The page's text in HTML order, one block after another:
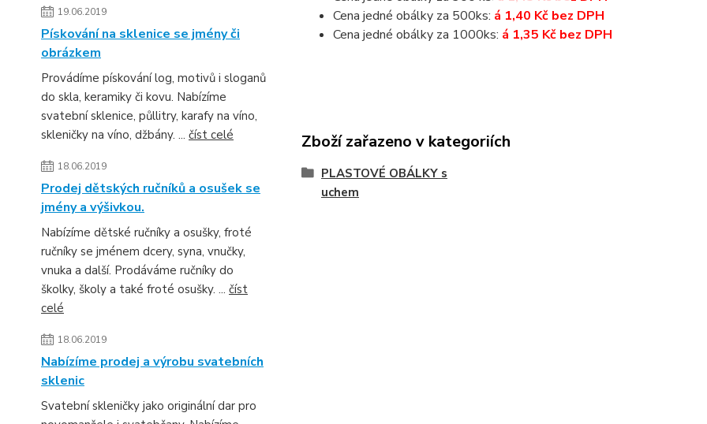
19.06.2019
Pískování na sklenice se jmény či
obrázkem
Provádíme pískování log, motivů i sloganů
do skla, keramiky či kovu. Nabízíme
svatební sklenice, půllitry, karafy na víno,
skleničky na víno, džbány. ... číst celé
18.06.2019
Prodej dětských ručníků a osušek se
jmény a výšivkou.
Nabízíme dětské ručníky a osušky, froté
ručníky se jménem dcery, syna, vnučky,
vnuka a další. Prodáváme ručníky do
školky, školy a také froté osušky. ... číst
celé
18.06.2019
Nabízíme prodej a výrobu svatebních
sklenic
Svatební skleničky jako originální dar pro
Cena jedné obálky za 500ks: á 1,40 Kč bez DPH
Cena jedné obálky za 1000ks: á 1,35 Kč bez DPH
Zboží zařazeno v kategoriích
PLASTOVÉ OBÁLKY s
uchem